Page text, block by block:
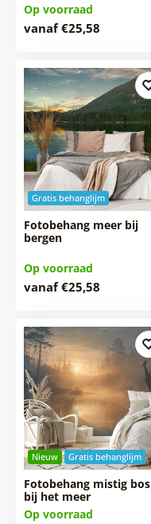
Op voorraad
vanaf €25,58
Gratis behanglijm
Fotobehang meer bij
bergen
Op voorraad
vanaf €25,58
Nieuw Gratis behanglijm
Fotobehang mistig bos
bij het meer
Op voorraad